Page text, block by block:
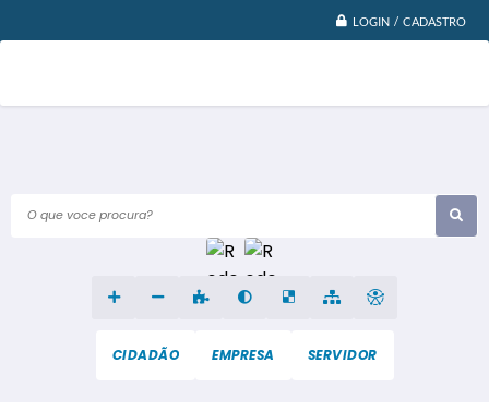
LOGIN / CADASTRO
O que voce procura?
CIDADÃO EMPRESA SERVIDOR